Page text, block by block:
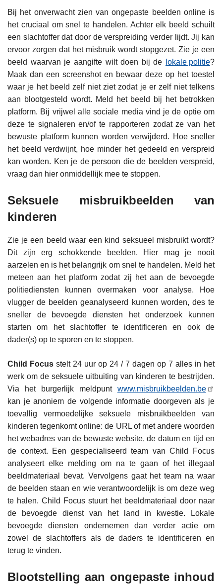
Bij het onverwacht zien van ongepaste beelden online is
het cruciaal om snel te handelen. Achter elk beeld schuilt
een slachtoffer dat door de verspreiding verder lijdt. Jij kan
ervoor zorgen dat het misbruik wordt stopgezet. Zie je een
beeld waarvan je aangifte wilt doen bij de
lokale politie?
Maak dan een screenshot en bewaar deze op het toestel
waar je het beeld zelf niet ziet zodat je er zelf niet telkens
aan blootgesteld wordt. Meld het beeld bij het betrokken
platform. Bij vrijwel alle sociale media vind je de optie om
deze te signaleren en/of te rapporteren zodat ze van het
bewuste platform kunnen worden verwijderd. Hoe sneller
het beeld verdwijnt, hoe minder het gedeeld en verspreid
kan worden. Ken je de persoon die de beelden verspreid,
vraag dan hier onmiddellijk mee te stoppen.
Seksuele misbruikbeelden van
kinderen
Zie je een beeld waar een kind seksueel misbruikt wordt?
Dit zijn erg schokkende beelden. Hier mag je nooit
aarzelen en is het belangrijk om snel te handelen. Meld het
meteen aan het platform zodat zij het aan de bevoegde
politiediensten kunnen overmaken voor analyse. Hoe
vlugger de beelden geanalyseerd kunnen worden, des te
sneller de bevoegde diensten het onderzoek kunnen
starten om het slachtoffer te identificeren en ook de
dader(s) op te sporen en te stoppen.
Child Focus stelt 24 uur op 24 / 7 dagen op 7 alles in het
werk om de seksuele uitbuiting van kinderen te bestrijden.
Via het burgerlijk meldpunt www.misbruikbeelden.be
kan je anoniem de volgende informatie doorgeven als je
toevallig vermoedelijke seksuele misbruikbeelden van
kinderen tegenkomt online: de URL of met andere woorden
het webadres van de bewuste website, de datum en tijd en
de context. Een gespecialiseerd team van Child Focus
analyseert elke melding om na te gaan of het illegaal
beeldmateriaal bevat. Vervolgens gaat het team na waar
de beelden staan en wie verantwoordelijk is om deze weg
te halen. Child Focus stuurt het beeldmateriaal door naar
de bevoegde dienst van het land in kwestie. Lokale
bevoegde diensten ondernemen dan verder actie om
zowel de slachtoffers als de daders te identificeren en
terug te vinden.
Blootstelling aan ongepaste inhoud